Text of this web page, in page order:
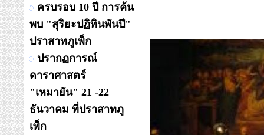
ครบรอบ 10 ปี การค้น
พบ "สุริยะปฏิทินพันปี"
ปราสาทภูเพ็ก
ปรากฏการณ์
ดาราศาสตร์
"เหมายัน" 21 -22
ธันวาคม ที่ปราสาทภู
เพ็ก